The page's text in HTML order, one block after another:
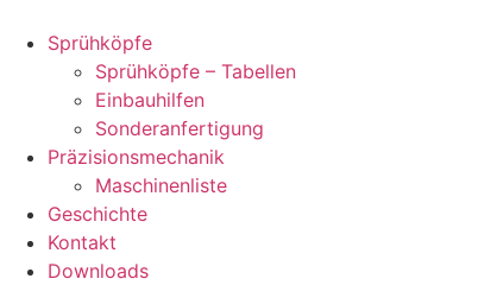
Inhalt
springen
Sprühköpfe
Sprühköpfe – Tabellen
Einbauhilfen
Sonderanfertigung
Präzisionsmechanik
Maschinenliste
Geschichte
Kontakt
Downloads